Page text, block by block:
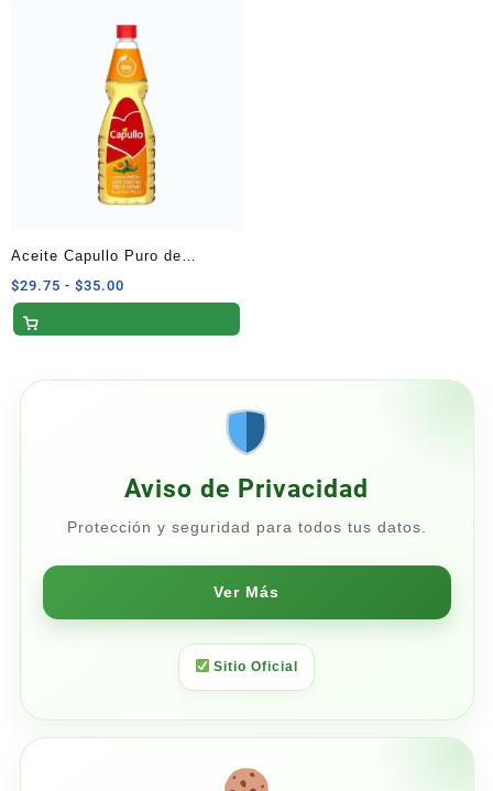
$160.00
Aceite Capullo Puro de
Cártamo 750 ml
$29.75 - $35.00
de
$29.75
Aviso de Privacidad
Protección y seguridad para todos tus datos.
Ver Más
Sitio Oficial